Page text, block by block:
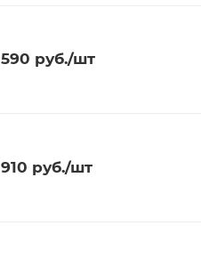
590 руб./шт
910 руб./шт